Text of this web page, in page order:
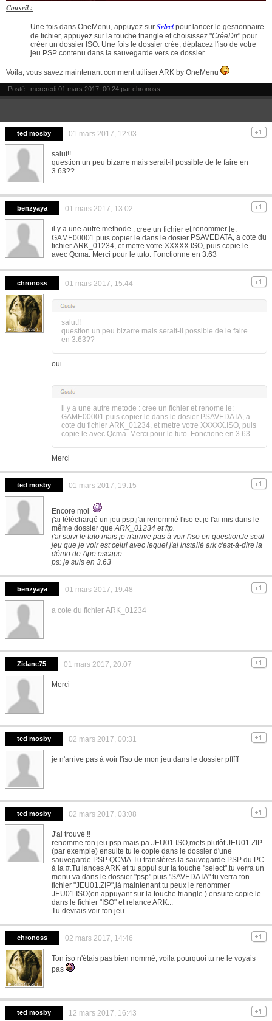
Conseil :
Une fois dans OneMenu, appuyez sur Selectpour lancer le gestionnaire
de fichier, appuyez sur la touche triangle et choisissez "CréeDir" pour
créer un dossier ISO. Une fois le dossier crée, déplacez l'iso de votre
jeu PSP contenu dans la sauvegarde vers ce dossier.
Voila, vous savez maintenant comment utiliser ARK by OneMenu
Posté : mercredi 01 mars 2017, 00:24 par chronoss
ted mosby 01 mars 2017, 12:03
salut!!
question un peu bizarre mais serait-il possible de le faire en
3.63??
benzyaya 01 mars 2017, 13:02
il y a une autre methode : cree un fichier et renommer le:
GAME00001 puis copier le dans le dosier PSAVEDATA, a cote du
fichier ARK_01234, et metre votre XXXXX.ISO, puis copie le
avec Qcma. Merci pour le tuto. Fonctionne en 3.63
chronoss 01 mars 2017, 15:44
salut!!
question un peu bizarre mais serait-il possible de le faire
en 3.63??
oui
il y a une autre metode : cree un fichier et renome le:
GAME00001 puis copier le dans le dosier PSAVEDATA, a
cote du fichier ARK_01234, et metre votre XXXXX.ISO, puis
copie le avec Qcma. Merci pour le tuto. Fonctione en 3.63
Merci
ted mosby 01 mars 2017, 19:15
Encore moi
j'ai téléchargé un jeu psp,j'ai renommé l'iso et je l'ai mis dans le
même dossier que ARK_01234 et ftp.
j'ai suivi le tuto mais je n'arrive pas à voir l'iso en question.le seul
jeu que je voir est celui avec lequel j'ai installé ark c'est-à-dire la
démo de Ape escape.
ps: je suis en 3.63
benzyaya 01 mars 2017, 19:48
a cote du fichier ARK_01234
Zidane75 01 mars 2017, 20:07
Merci
ted mosby 02 mars 2017, 00:31
je n'arrive pas à voir l'iso de mon jeu dans le dossier pfffff
ted mosby 02 mars 2017, 03:08
J'ai trouvé !!
renomme ton jeu psp mais pa JEU01.ISO,mets plutôt JEU01.ZIP
(par exemple) ensuite tu le copie dans le dossier d'une
sauvegarde PSP QCMA.Tu transfères la sauvegarde PSP du PC
à la #.Tu lances ARK et tu appui sur la touche "select",tu verra un
menu.va dans le dossier "psp" puis "SAVEDATA" tu verra ton
fichier "JEU01.ZIP",là maintenant tu peux le renommer
JEU01.ISO(en appuyant sur la touche triangle ) ensuite copie le
dans le fichier "ISO" et relance ARK...
Tu devrais voir ton jeu
chronoss 02 mars 2017, 14:46
Ton iso n'étais pas bien nommé, voila pourquoi tu ne le voyais
pas
ted mosby 12 mars 2017, 16:43